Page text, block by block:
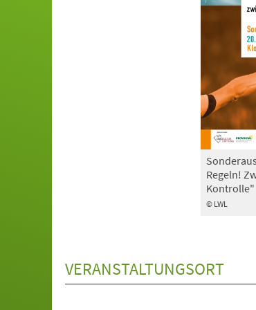
© LWL
Regeln!
Kontrolle"
VERANSTALTUNGSORT